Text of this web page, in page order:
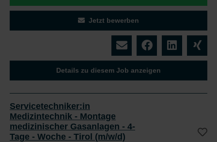
Jetzt bewerben
Details zu diesem Job anzeigen
Servicetechniker:in
Medizintechnik - Montage
medizinischer Gasanlagen - 4-
Tage - Woche - Tirol (m/w/d)